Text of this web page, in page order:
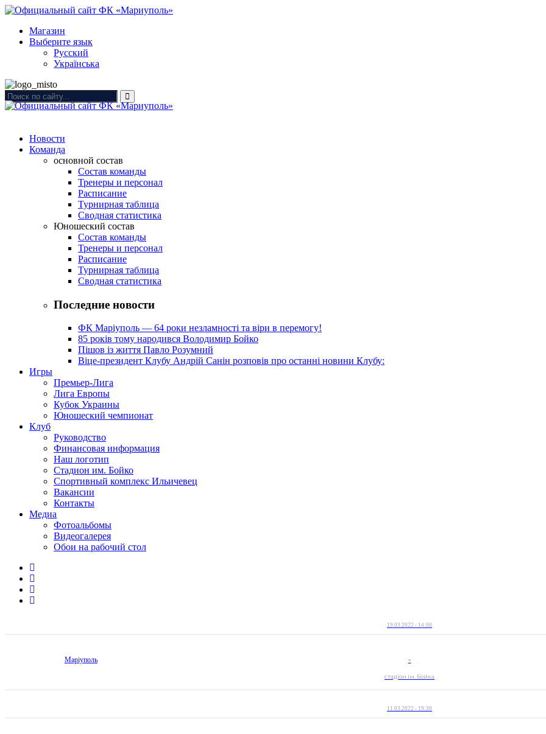
Магазин
Выберите язык
Русский
Українська
Новости
Команда
основной состав
Состав команды
Тренеры и персонал
Расписание
Турнирная таблица
Сводная статистика
Юношеский состав
Состав команды
Тренеры и персонал
Расписание
Турнирная таблица
Сводная статистика
Последние новости
ФК Маріуполь — 64 роки незламності та віри в перемогу!
85 років тому народився Володимир Бойко
Пішов із життя Павло Розумний
Віце-президент Клубу Андрій Санін розповів про останні новини Клубу:
Игры
Премьер-Лига
Лига Европы
Кубок Украины
Юношеский чемпионат
Клуб
Руководство
Финансовая информация
Наш логотип
Стадион им. Бойко
Спортивный комплекс Ильичевец
Вакансии
Контакты
Медиа
Фотоальбомы
Видеогалерея
Обои на рабочий стол
19.03.2022 - 14:00
Маріуполь -
стадіон ім. Бойка
11.03.2022 - 19:30